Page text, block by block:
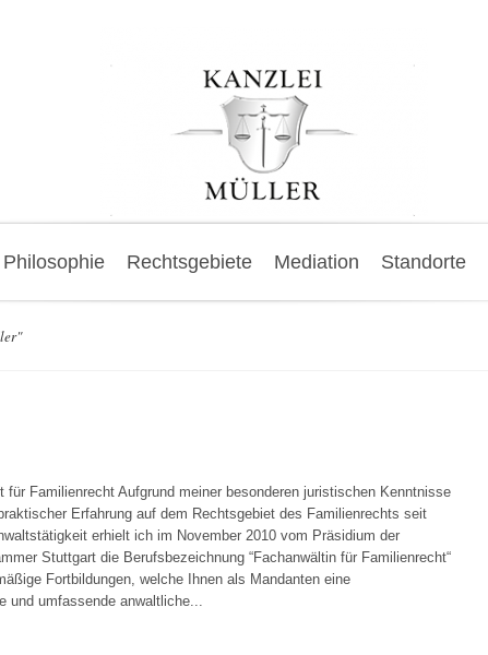
Philosophie Rechtsgebiete Mediation Standorte
für Familienrecht Aufgrund meiner besonderen juristischen Kenntnisse
Erfahrung auf dem Rechtsgebiet des Familienrechts seit
erhielt ich im November 2010 vom Präsidium der
Stuttgart die Berufsbezeichnung “Fachanwältin für Familienrecht“
Fortbildungen, welche Ihnen als Mandanten eine
und umfassende anwaltliche...